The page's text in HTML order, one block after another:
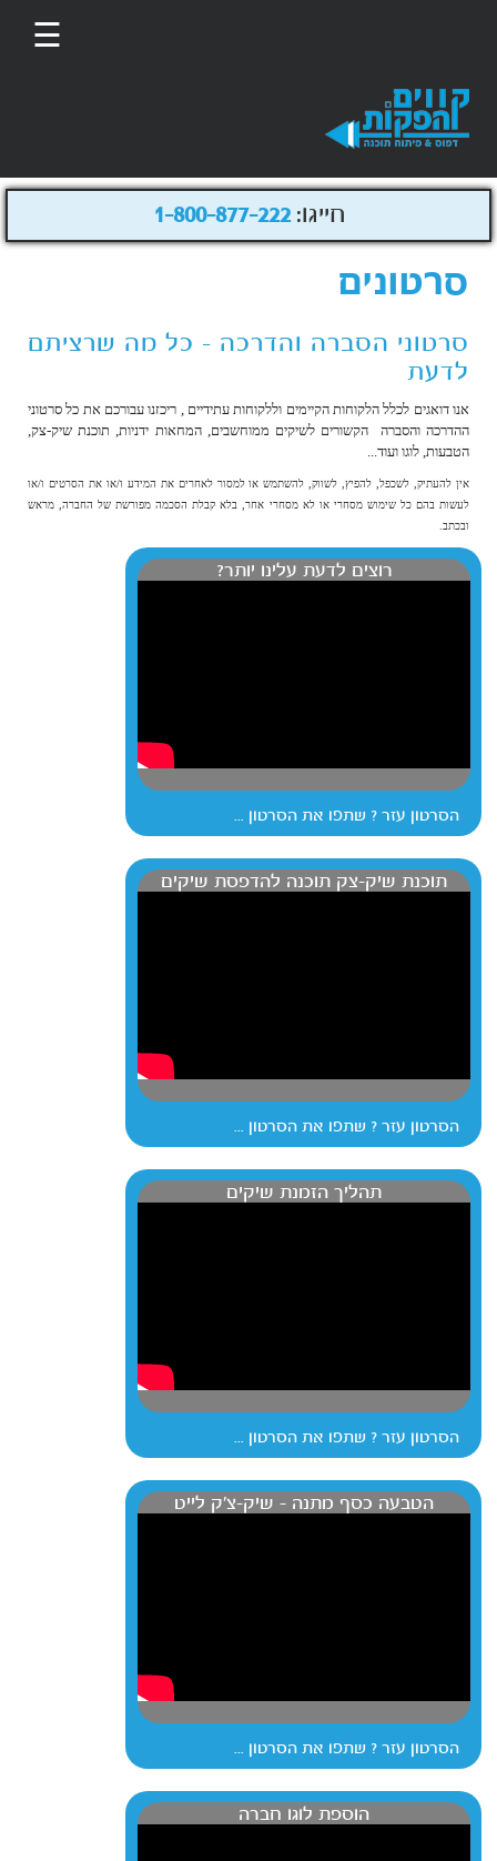
☰
חייגו:1-800-877-222
סרטונים
סרטוני הסברה והדרכה - כל מה שרציתם
לדעת
אנו דואגים לכלל הלקוחות הקיימים וללקוחות עתידיים , ריכזנו עבורכם את כל סרטוני
ההדרכה והסברה הקשורים לשיקים ממוחשבים, המחאות ידניות, תוכנת שיק-צק,
הטבעות, לוגו ועוד...
אין להעתיק, לשכפל, להפיץ, לשווק, להשתמש או למסור לאחרים את המידע ו/או את הסרטים ו/או
לעשות בהם כל שימוש מסחרי או לא מסחרי אחר, בלא קבלת הסכמה מפורשת של החברה, מראש
ובכתב.
רוצים לדעת עלינו יותר?
הסרטון עזר ? שתפו את הסרטון ...
תוכנת שיק-צק תוכנה להדפסת שיקים
הסרטון עזר ? שתפו את הסרטון ...
תהליך הזמנת שיקים
הסרטון עזר ? שתפו את הסרטון ...
הטבעה כסף מתנה - שיק-צ'ק לייט
הסרטון עזר ? שתפו את הסרטון ...
הוספת לוגו חברה